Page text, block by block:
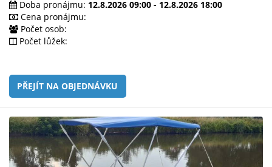
Doba pronájmu: 12.8.2026 09:00 - 12.8.2026 18:00
Cena pronájmu:
Počet osob:
Počet lůžek:
PŘEJÍT NA OBJEDNÁVKU